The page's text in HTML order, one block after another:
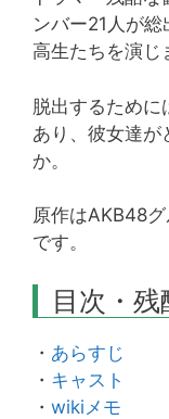
ンバー21人が
高生たちを演じ
脱出するために
あり、彼女達が
か。
原作はAKB48
です。
目次・
・ あらすじ
・ キャスト
・ wikiメモ